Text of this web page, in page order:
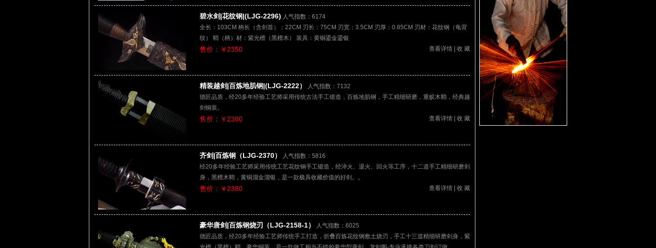
碧水剑|花纹钢|(LJG-2296) 人气指数：6174
全长：103CM 柄长（含剑首）：22CM 刃长：75CM 刃宽：3.5CM 刃厚：0.85CM 刃材：花纹钢（龟背
纹） 鞘（柄）材：紫光檀（黑檀木） 装具：黄铜鎏金鎏银
查看详情
收 藏
售价：￥2350
精装越剑|百炼地肌钢|(LJG-2222）
人气指数：7132
德匠品质，经20多年经验工艺师采用传统古法手工锻造，百炼地肌钢，手工精细研磨，重蚁木鞘，经典越
剑铜装。
查看详情
收 藏
售价：￥2380
齐剑|百炼钢（LJG-2370）
人气指数：5816
经20多年经验工艺师采用传统工艺花纹钢手工锻造，经淬火、退火、回火等工序，十二道手工精细研磨剑
身，黑檀木鞘，黄铜溜金溜银，是一款极具收藏价值的好剑。。
查看详情
收 藏
售价：￥2380
豪华唐剑|百炼钢烧刃（LJG-2158-1）
人气指数：6025
德匠品质，经20多年经验工艺师传统手工打造，折叠百炼花纹钢敷土烧刃，手工十三道精细研磨剑身，紫